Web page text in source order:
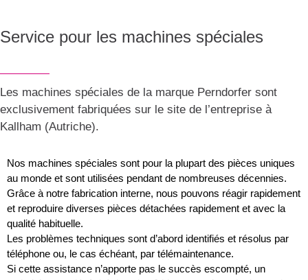
Service pour les machines spéciales
Les machines spéciales de la marque Perndorfer sont
exclusivement fabriquées sur le site de l’entreprise à
Kallham (Autriche).
Nos machines spéciales sont pour la plupart des pièces uniques
au monde et sont utilisées pendant de nombreuses décennies.
Grâce à notre fabrication interne, nous pouvons réagir rapidement
et reproduire diverses pièces détachées rapidement et avec la
qualité habituelle.
Les problèmes techniques sont d’abord identifiés et résolus par
téléphone ou, le cas échéant, par télémaintenance.
Si cette assistance n’apporte pas le succès escompté, un